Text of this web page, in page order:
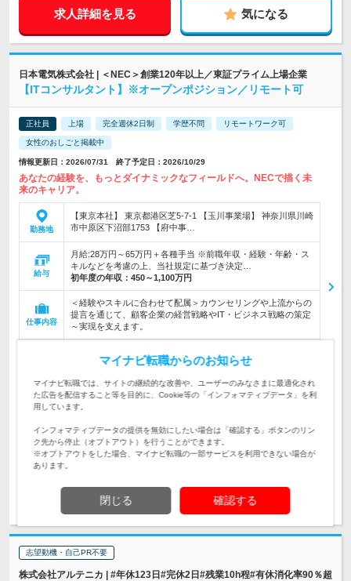
求人詳細を見る 気になる
日本電気株式会社 | ＜NEC＞創業120年以上／東証プライム上場企業
【ITコンサルタント】※オープンポジション／リモート可
正社員 上場 完全週休2日制 学歴不問 リモートワーク可
女性のおしごと掲載中
情報更新日：2026/07/31 終了予定日：2026/10/29
あなたの経験を、もっとダイナミックなフィールドへ。NECで描く未
来のキャリア。
勤務地
【東京本社】 東京都港区芝5-7-1 【玉川事業場】 神奈川県川崎
市中原区下沼部1753 【府中事…
給与
月給:28万円～65万円＋各種手当 ※前職年収・経験・年齢・ス
キルなどを考慮の上、当社規定に基づき決定…
初年度の年収： 450～1,100万円
仕事内容
＜経験やスキルに合わせて配属＞カウンセリングや上流からの
提言を通じて、顧客企業の経営戦略やIT・ビジネス戦略の策定
～実現を支えます。
連コンサルまたはデータ関連の企画・開発業務の経験をお持ち
企業データ
地：東京都
求人詳細を見る 気になる
志望動機・自己PR不要
株式会社アルテニカ | #年休123日#完休2日#残業10h程#有休消化率90％超
マイナビ転職からのお知らせ
マイナビ転職では、サイトの継続的な改善や、ユーザーのみなさまに最適化され
た広告を配信すること等を目的に、Cookie等の「インフォマティブデータ」を利
用しています。
インフォマティブデータの提供を無効にしたい場合は「確認する」ボタンのリン
ク先から停止（オプトアウト）を行うことができます。
※オプトアウトをした場合、マイナビ転職の一部サービスを利用できない場合が
あります。
閉じる 確認する